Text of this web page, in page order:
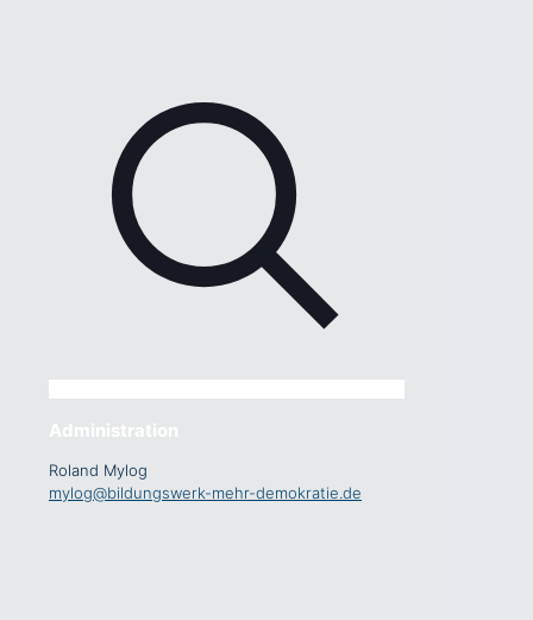
Administration
Roland Mylog
mylog@bildungswerk-mehr-demokratie.de